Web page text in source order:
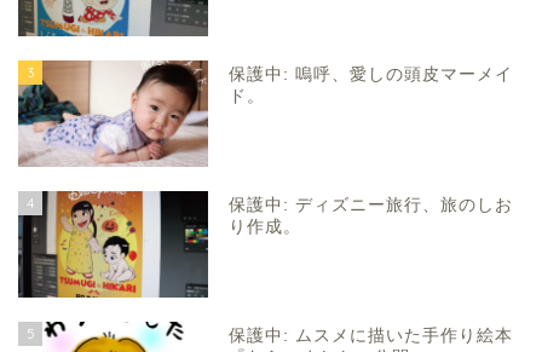
3
保護中: 嗚呼、愛しの頭皮マーメイ
ド。
4
保護中: ディズニー旅行、旅のしお
り作成。
5
保護中: ムスメに描いた手作り絵本